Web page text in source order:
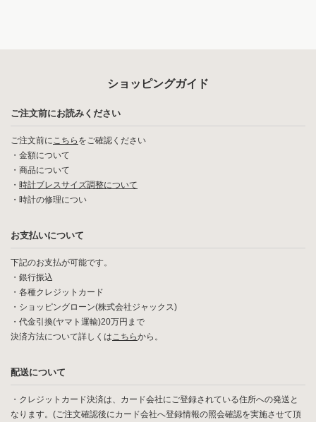
ショッピングガイド
ご注文前にお読みください
ご注文前にこちら をご確認ください
・ 金額について
・ 商品について
・ 時計ブレスサイズ調整について
・ 時計の修理につい
お支払いについて
下記のお支払が可能です。
・銀行振込
・各種クレジットカード
・ショッピングローン(株式会社ジャックス)
・代金引換(ヤマト運輸)20万円まで
決済方法について詳しくはこちらから。
配送について
・クレジットカード決済は、カード会社にご登録されている住所への発送と
なります。(ご注文確認後にカード会社へ登録情報の照会確認を実施させて頂